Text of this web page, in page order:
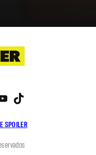
SPOILER
YouTube